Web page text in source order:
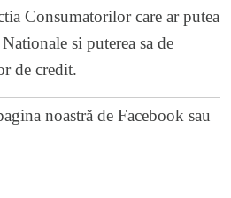
Consumatorilor care ar putea
si puterea sa de
de credit.
noastră de Facebook sau